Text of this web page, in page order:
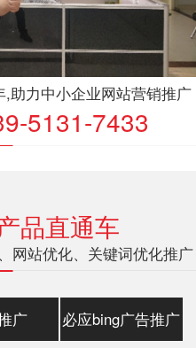
助力中小企业网站营销推广
5131-7433
品直通车
网站优化、关键词优化推广
广 必应bing广告推广